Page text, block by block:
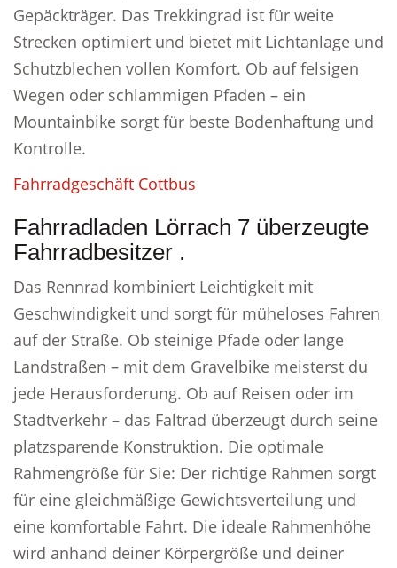
Gepäckträger. Das Trekkingrad ist für weite
Strecken optimiert und bietet mit Lichtanlage und
Schutzblechen vollen Komfort. Ob auf felsigen
Wegen oder schlammigen Pfaden – ein
Mountainbike sorgt für beste Bodenhaftung und
Kontrolle.
Fahrradgeschäft Cottbus
Fahrradladen Lörrach 7 überzeugte
Fahrradbesitzer .
Das Rennrad kombiniert Leichtigkeit mit
Geschwindigkeit und sorgt für müheloses Fahren
auf der Straße. Ob steinige Pfade oder lange
Landstraßen – mit dem Gravelbike meisterst du
jede Herausforderung. Ob auf Reisen oder im
Stadtverkehr – das Faltrad überzeugt durch seine
platzsparende Konstruktion. Die optimale
Rahmengröße für Sie: Der richtige Rahmen sorgt
für eine gleichmäßige Gewichtsverteilung und
eine komfortable Fahrt. Die ideale Rahmenhöhe
wird anhand deiner Körpergröße und deiner